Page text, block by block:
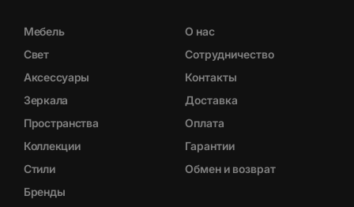
Мебель
Свет
Аксессуары
Зеркала
Пространства
Коллекции
Стили
Бренды
О нас
Сотрудничество
Контакты
Доставка
Оплата
Гарантии
Обмен и возврат